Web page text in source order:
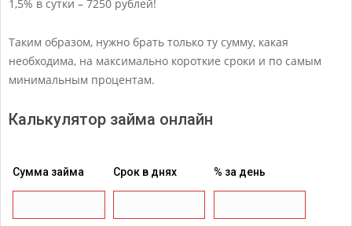
1,5% в сутки – 7250 рублей!
Таким образом, нужно брать только ту сумму, какая
необходима, на максимально короткие сроки и по самым
минимальным процентам.
Калькулятор займа онлайн
Сумма займа Срок в днях % за день